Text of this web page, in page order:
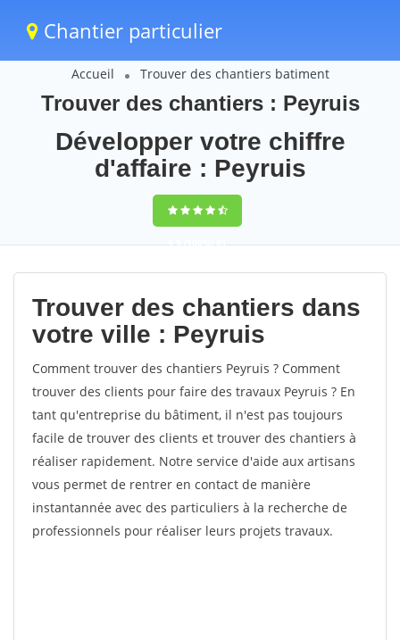
Chantier particulier
Accueil Trouver des chantiers batiment
Trouver des chantiers : Peyruis
Développer votre chiffre
d'affaire : Peyruis
9,5(100%)61
votes
Trouver des chantiers dans
votre ville : Peyruis
Comment trouver des chantiers Peyruis ? Comment
trouver des clients pour faire des travaux Peyruis ? En
tant qu'entreprise du bâtiment, il n'est pas toujours
facile de trouver des clients et trouver des chantiers à
réaliser rapidement. Notre service d'aide aux artisans
vous permet de rentrer en contact de manière
instantannée avec des particuliers à la recherche de
professionnels pour réaliser leurs projets travaux.